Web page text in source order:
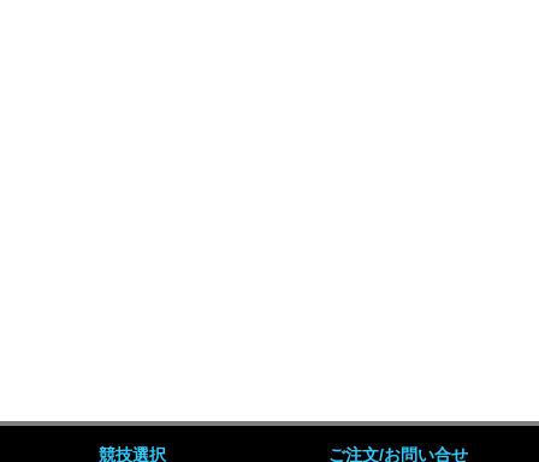
競技選択 ご注文/お問い合せ